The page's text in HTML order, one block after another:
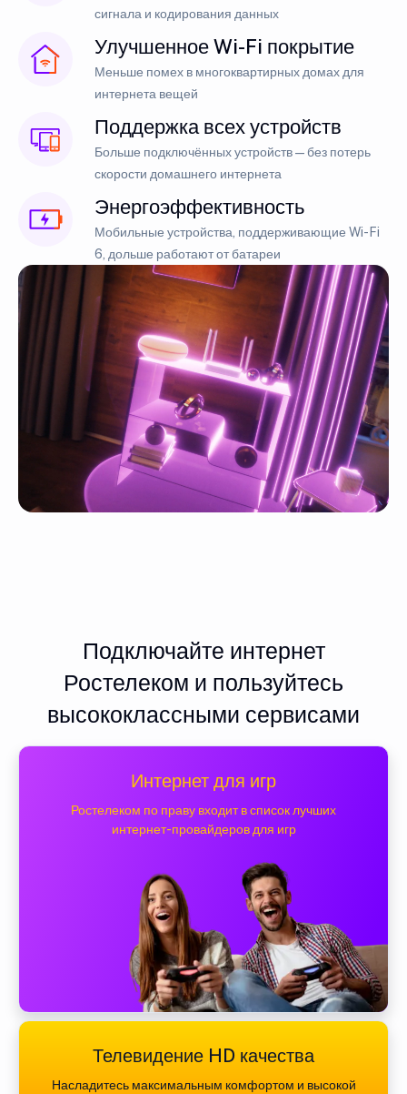
сигнала и кодирования данных
Улучшенное Wi-Fi покрытие
Меньше помех в многоквартирных домах для
интернета вещей
Поддержка всех устройств
Больше подключённых устройств — без потерь
скорости домашнего интернета
Энергоэффективность
Мобильные устройства, поддерживающие Wi-Fi
6, дольше работают от батареи
Подключайте интернет
Ростелеком и пользуйтесь
высококлассными сервисами
Интернет для игр
Ростелеком по праву входит в список лучших
интернет-провайдеров для игр
Телевидение HD качества
Насладитесь максимальным комфортом и высокой